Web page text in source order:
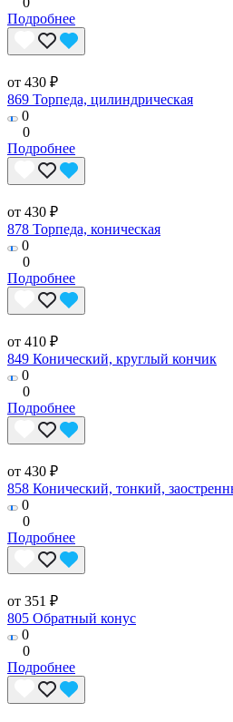
Подробнее
от 430 ₽
869 Торпеда, цилиндрическая
0
0
Подробнее
от 430 ₽
878 Торпеда, коническая
0
0
Подробнее
от 410 ₽
849 Конический, круглый кончик
0
0
Подробнее
от 430 ₽
858 Конический, тонкий,
0
0
Подробнее
от 351 ₽
805 Обратный конус
0
0
Подробнее